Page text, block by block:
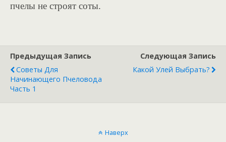
пчелы не строят соты.
Предыдущая Запись
Советы Для
Начинающего Пчеловода
Часть 1
Следующая Запись
Какой Улей Выбрать?
Наверх